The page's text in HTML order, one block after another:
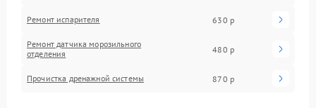
Ремонт испарителя 630 р
Ремонт датчика морозильного
отделения
480 р
Прочистка дренажной системы 870 р